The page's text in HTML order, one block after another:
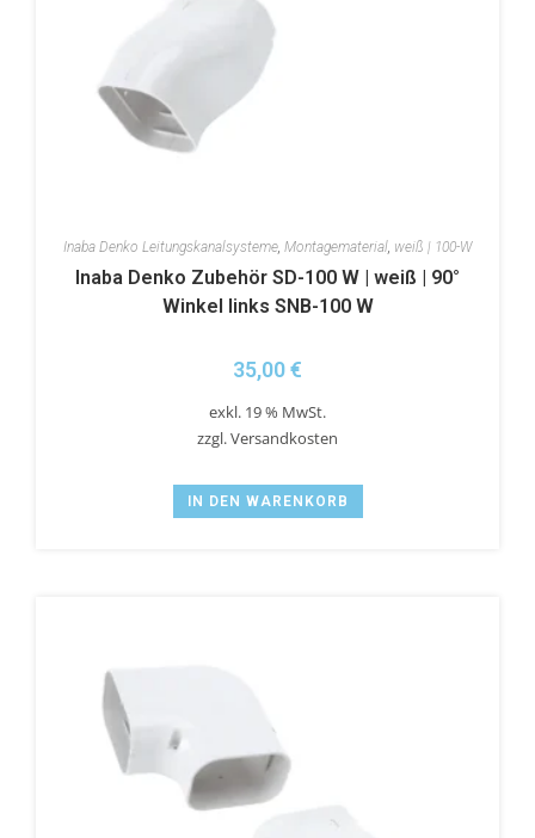
Inaba Denko Leitungskanalsysteme, Montagematerial, weiß | 100-W
Inaba Denko Zubehör SD-100 W | weiß | 90°
Winkel links SNB-100 W
35,00€
exkl. 19 % MwSt.
zzgl.Versandkosten
IN DEN WARENKORB